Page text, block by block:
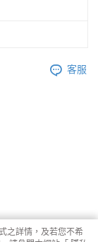
客服
之詳情，及若您不希